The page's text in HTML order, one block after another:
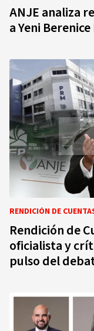
ANJE analiza
a Yeni
RENDICIÓN DE
Rendición de
oficialista y
pulso del